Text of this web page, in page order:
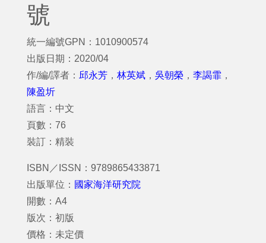
號
統一編號GPN：1010900574
出版日期：2020/04
作/編/譯者： 邱永芳 ， 林英斌 ， 吳朝榮 ， 李謁霏 ，
陳盈圻
語言：中文
頁數：76
裝訂：精裝
ISBN／ISSN：9789865433871
出版單位： 國家海洋研究院
開數：A4
版次：初版
價格：未定價